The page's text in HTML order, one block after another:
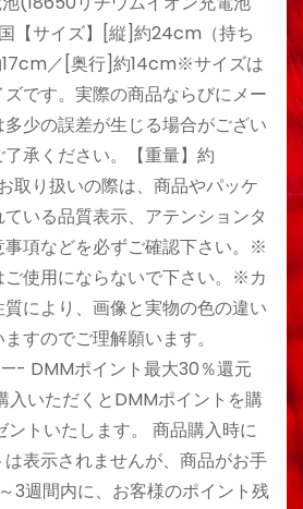
【サイズ】[縦]約24cm（持ち
／[奥行]約14cm※サイズは
です。実際の商品ならびにメー
少の誤差が生じる場合がござい
承ください。【重量】約
り扱いの際は、商品やパッケ
いる品質表示、アテンションタ
事項などを必ずご確認下さい。※
使用にならないで下さい。※カ
により、画像と実物の色の違い
すのでご理解願います。
ポイント最大30％還元
入いただくとDMMポイントを購
ントいたします。 商品購入時に
表示されませんが、商品がお手
3週間内に、お客様のポイント残